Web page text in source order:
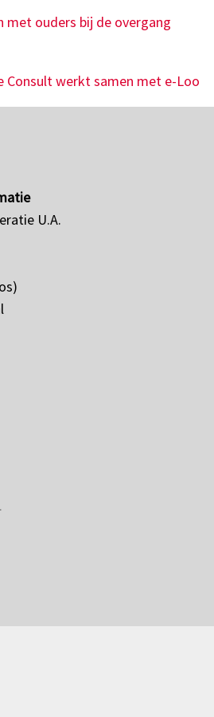
met ouders bij de overgang
Consult werkt samen met e-Loo
U.A.